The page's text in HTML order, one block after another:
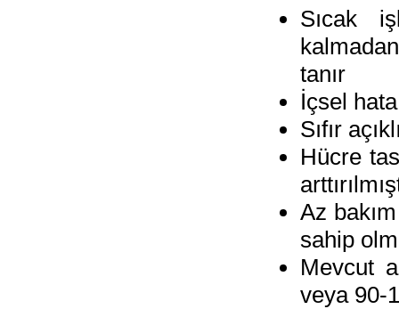
Sıcak
tanır
İçsel
Sıfır
Hücre
Az
sahip
Mevcut
veya 90-